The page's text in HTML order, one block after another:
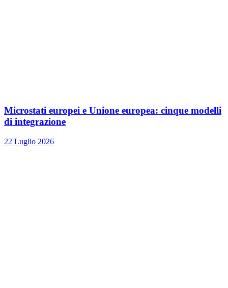
Microstati europei e Unione europea: cinque modelli
di integrazione
22 Luglio 2026